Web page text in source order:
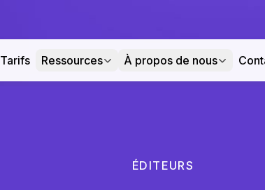
Tarifs Ressources À propos de nous
ÉDITEURS